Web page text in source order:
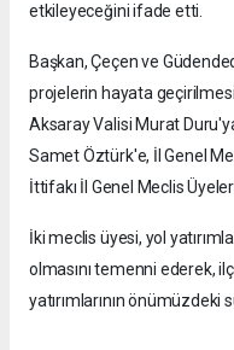
etkileyeceğini ifade etti.
Başkan, Çeçen ve
projelerin hayata
Aksaray Valisi Murat
Samet Öztürk'e, İl Genel
İttifakı İl Genel Meclis
İki meclis üyesi, yol
olmasını temenni ederek,
yatırımlarının